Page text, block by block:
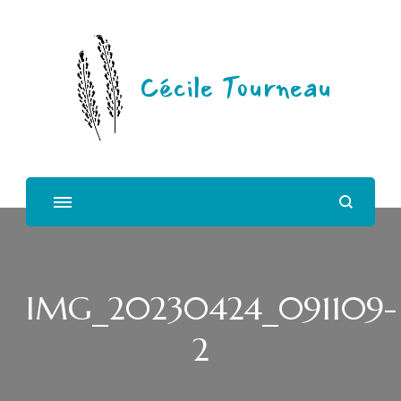
Cécile Tourneau
IMG_20230424_091109-
2